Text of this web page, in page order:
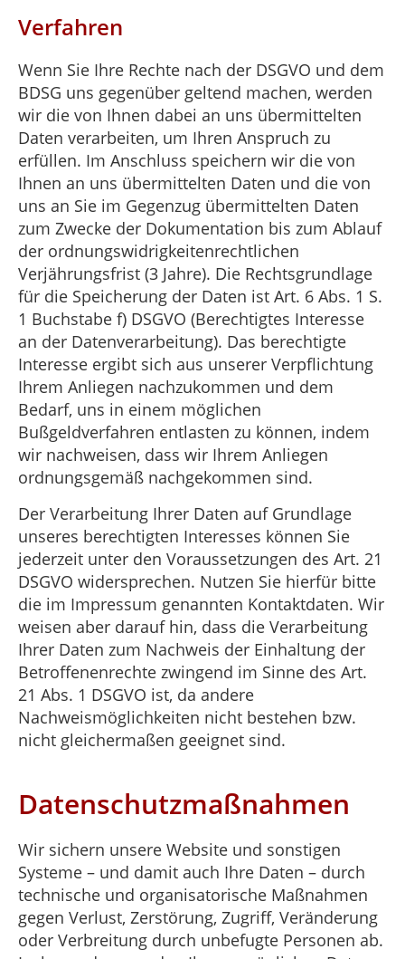
Verfahren
Wenn Sie Ihre Rechte nach der DSGVO und dem
BDSG uns gegenüber geltend machen, werden
wir die von Ihnen dabei an uns übermittelten
Daten verarbeiten, um Ihren Anspruch zu
erfüllen. Im Anschluss speichern wir die von
Ihnen an uns übermittelten Daten und die von
uns an Sie im Gegenzug übermittelten Daten
zum Zwecke der Dokumentation bis zum Ablauf
der ordnungswidrigkeitenrechtlichen
Verjährungsfrist (3 Jahre). Die Rechtsgrundlage
für die Speicherung der Daten ist Art. 6 Abs. 1 S.
1 Buchstabe f) DSGVO (Berechtigtes Interesse
an der Datenverarbeitung). Das berechtigte
Interesse ergibt sich aus unserer Verpflichtung
Ihrem Anliegen nachzukommen und dem
Bedarf, uns in einem möglichen
Bußgeldverfahren entlasten zu können, indem
wir nachweisen, dass wir Ihrem Anliegen
ordnungsgemäß nachgekommen sind.
Der Verarbeitung Ihrer Daten auf Grundlage
unseres berechtigten Interesses können Sie
jederzeit unter den Voraussetzungen des Art. 21
DSGVO widersprechen. Nutzen Sie hierfür bitte
die im Impressum genannten Kontaktdaten. Wir
weisen aber darauf hin, dass die Verarbeitung
Ihrer Daten zum Nachweis der Einhaltung der
Betroffenenrechte zwingend im Sinne des Art.
21 Abs. 1 DSGVO ist, da andere
Nachweismöglichkeiten nicht bestehen bzw.
nicht gleichermaßen geeignet sind.
Datenschutzmaßnahmen
Wir sichern unsere Website und sonstigen
Systeme – und damit auch Ihre Daten – durch
technische und organisatorische Maßnahmen
gegen Verlust, Zerstörung, Zugriff, Veränderung
oder Verbreitung durch unbefugte Personen ab.